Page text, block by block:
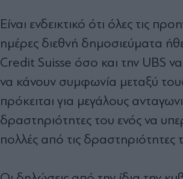
Είναι ενδεικτικό ότι όλες τις
ημέρες διεθνή δημοσιεύματα
Credit Suisse όσο και την UBS
να κάνουν συμφωνία μεταξύ
πρόκειται για μεγάλους
δραστηριότητες του ενός να
πολλές από τις δραστηριότητες